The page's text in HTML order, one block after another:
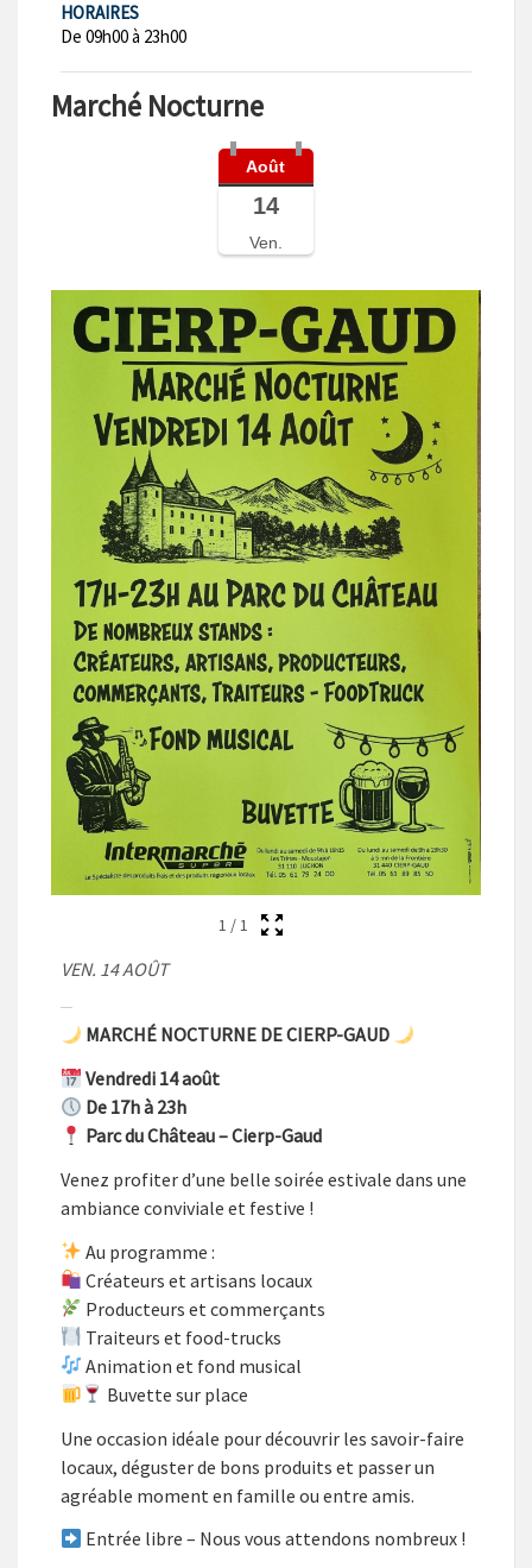
HORAIRES
De 09h00 à 23h00
Marché Nocturne
Août
14
Ven.
1 /1
VEN. 14 AOÛT
MARCHÉ NOCTURNE DE CIERP-GAUD
Vendredi 14 août
De 17h à 23h
Parc du Château – Cierp-Gaud
Venez profiter d’une belle soirée estivale dans une
ambiance conviviale et festive !
Au programme :
Créateurs et artisans locaux
Producteurs et commerçants
Traiteurs et food-trucks
Animation et fond musical
Buvette sur place
Une occasion idéale pour découvrir les savoir-faire
locaux, déguster de bons produits et passer un
agréable moment en famille ou entre amis.
Entrée libre – Nous vous attendons nombreux !